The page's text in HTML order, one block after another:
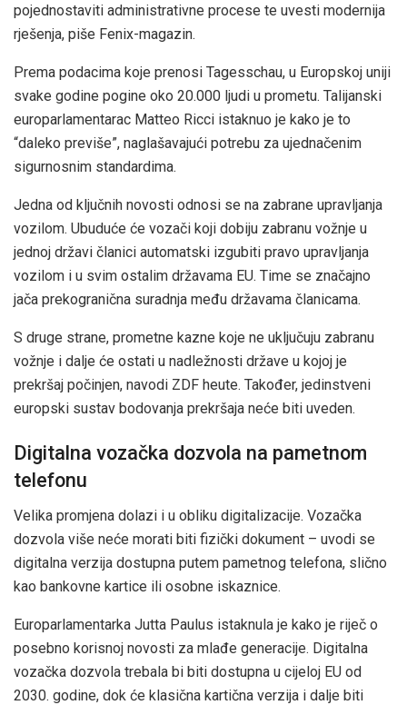
pojednostaviti administrativne procese te uvesti modernija
rješenja, piše Fenix-magazin.
Prema podacima koje prenosi Tagesschau, u Europskoj uniji
svake godine pogine oko 20.000 ljudi u prometu. Talijanski
europarlamentarac Matteo Ricci istaknuo je kako je to
“daleko previše”, naglašavajući potrebu za ujednačenim
sigurnosnim standardima.
Jedna od ključnih novosti odnosi se na zabrane upravljanja
vozilom. Ubuduće će vozači koji dobiju zabranu vožnje u
jednoj državi članici automatski izgubiti pravo upravljanja
vozilom i u svim ostalim državama EU. Time se značajno
jača prekogranična suradnja među državama članicama.
S druge strane, prometne kazne koje ne uključuju zabranu
vožnje i dalje će ostati u nadležnosti države u kojoj je
prekršaj počinjen, navodi ZDF heute. Također, jedinstveni
europski sustav bodovanja prekršaja neće biti uveden.
Digitalna vozačka dozvola na pametnom
telefonu
Velika promjena dolazi i u obliku digitalizacije. Vozačka
dozvola više neće morati biti fizički dokument – uvodi se
digitalna verzija dostupna putem pametnog telefona, slično
kao bankovne kartice ili osobne iskaznice.
Europarlamentarka Jutta Paulus istaknula je kako je riječ o
posebno korisnoj novosti za mlađe generacije. Digitalna
vozačka dozvola trebala bi biti dostupna u cijeloj EU od
2030. godine, dok će klasična kartična verzija i dalje biti